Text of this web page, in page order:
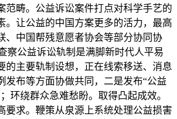
范畴。公益诉讼案件打点对科学手艺的
。让公益的中国方案更多的活力，最高
、中国帮残意愿者协会等部分协同协
察公益诉讼轨制是满脚新时代人平易
的主要轨制设想，正在线索移送、消息
发布等方面协做共同，二是发布“公益
环绕群众急难愁盼。取得凸起成效。
要求。鞭策从泉源上系统处理公益损害